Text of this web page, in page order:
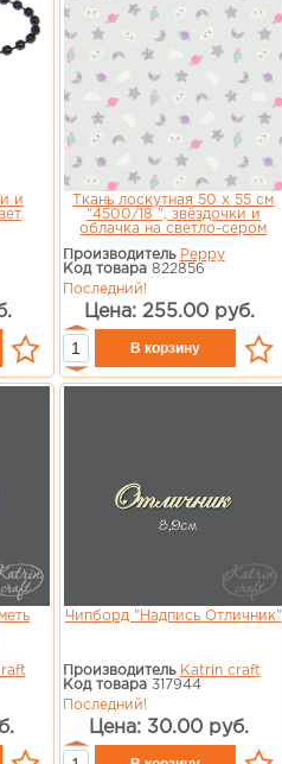
и
Ткань лоскутная 50 х 55 см
"4500/18 ", звёздочки и
облачка на светло-сером
Производитель Peppy
Код товара822856
Последний!
Цена: 255.00 руб.
Чипборд "Надпись Отличник"
Производитель Katrin craft
Код товара317944
Последний!
Цена: 30.00 руб.